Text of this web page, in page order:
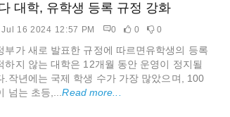
대학, 유학생 등록 규정 강화
Jul 16 2024 12:57 PM 0 0 0
부가 새로 발표한 규정에 따르면유학생의 등록
하지 않는 대학은 12개월 동안 운영이 정지될
.작년에는 국제 학생 수가 가장 많았으며, 100
넘는 초등,...Read more...